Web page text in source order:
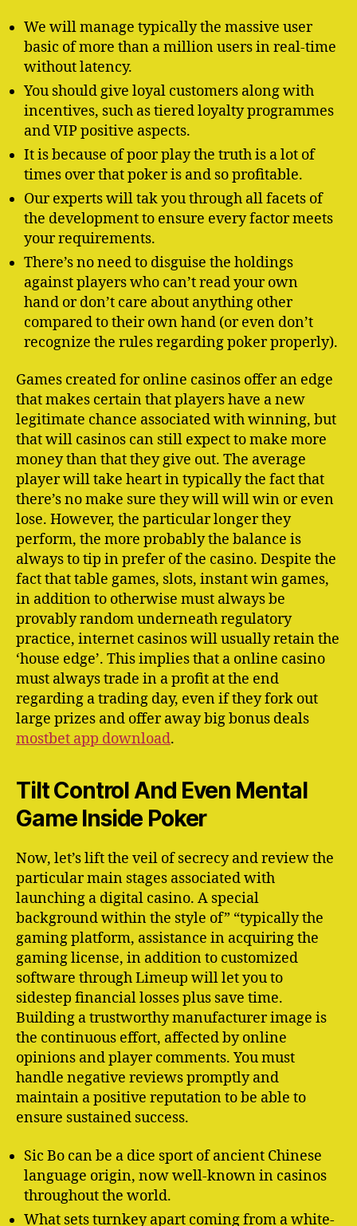
We will manage typically the massive user
basic of more than a million users in real-time
without latency.
You should give loyal customers along with
incentives, such as tiered loyalty programmes
and VIP positive aspects.
It is because of poor play the truth is a lot of
times over that poker is and so profitable.
Our experts will tak you through all facets of
the development to ensure every factor meets
your requirements.
There’s no need to disguise the holdings
against players who can’t read your own
hand or don’t care about anything other
compared to their own hand (or even don’t
recognize the rules regarding poker properly).
Games created for online casinos offer an edge
that makes certain that players have a new
legitimate chance associated with winning, but
that will casinos can still expect to make more
money than that they give out. The average
player will take heart in typically the fact that
there’s no make sure they will will win or even
lose. However, the particular longer they
perform, the more probably the balance is
always to tip in prefer of the casino. Despite the
fact that table games, slots, instant win games,
in addition to otherwise must always be
provably random underneath regulatory
practice, internet casinos will usually retain the
‘house edge’. This implies that a online casino
must always trade in a profit at the end
regarding a trading day, even if they fork out
large prizes and offer away big bonus deals
mostbet app download.
Tilt Control And Even Mental
Game Inside Poker
Now, let’s lift the veil of secrecy and review the
particular main stages associated with
launching a digital casino. A special
background within the style of” “typically the
gaming platform, assistance in acquiring the
gaming license, in addition to customized
software through Limeup will let you to
sidestep financial losses plus save time.
Building a trustworthy manufacturer image is
the continuous effort, affected by online
opinions and player comments. You must
handle negative reviews promptly and
maintain a positive reputation to be able to
ensure sustained success.
Sic Bo can be a dice sport of ancient Chinese
language origin, now well-known in casinos
throughout the world.
What sets turnkey apart coming from a white-